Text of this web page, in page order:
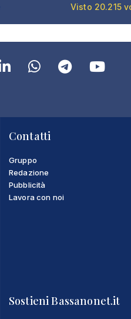
Visto 20.215
Contatti
Gruppo
Redazione
Pubblicità
Lavora con noi
Sostieni Bassanonet.it